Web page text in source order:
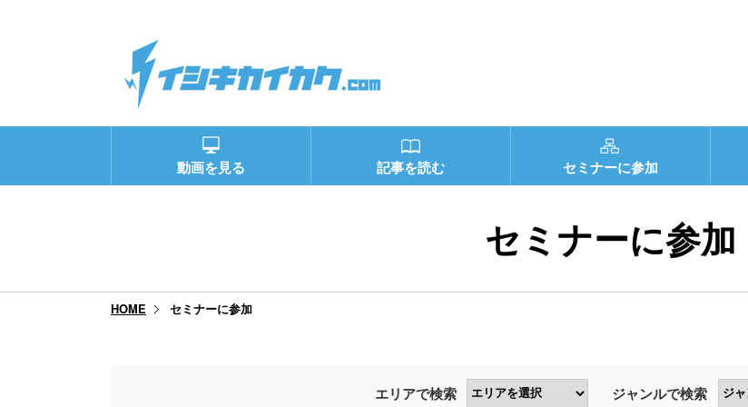
動画を見る 記事を読む セミナーに参加
セミナーに参加
HOME セミナーに参加
エリアで検索 ジャンルで検索